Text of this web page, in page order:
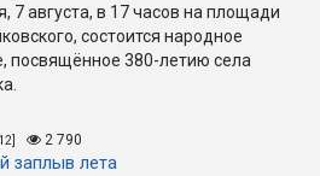
7 августа, в 17 часов на площади
состоится народное
посвящённое 380-летию села
2 790
заплыв лета